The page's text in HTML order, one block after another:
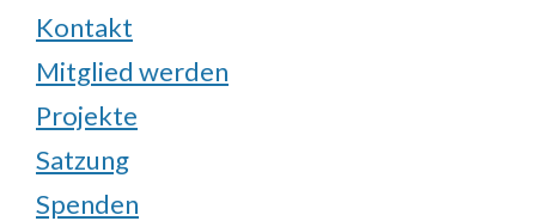
Kontakt
Mitglied werden
Projekte
Satzung
Spenden